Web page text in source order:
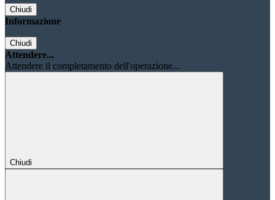
Chiudi
Informazione
Chiudi
Attendere...
Attendere il completamento dell'operazione...
Chiudi